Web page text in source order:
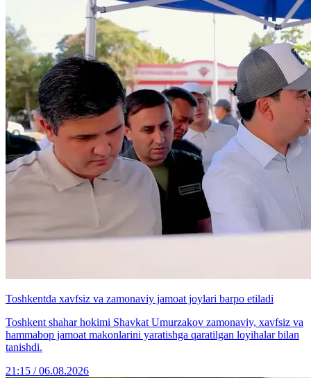
Toshkentda xavfsiz va zamonaviy jamoat joylari barpo etiladi
Toshkent shahar hokimi Shavkat Umurzakov zamonaviy, xavfsiz va
hammabop jamoat makonlarini yaratishga qaratilgan loyihalar bilan
tanishdi.
21:15 / 06.08.2026